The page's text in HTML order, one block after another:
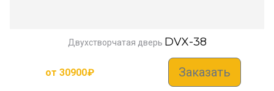
Двухстворчатая дверь DVX-38
от 30900₽ Заказать